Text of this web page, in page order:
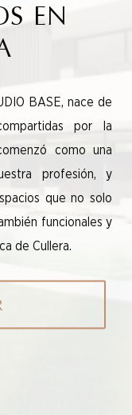
EN
BASE, nace de
por la
como una
profesión, y
que no solo
funcionales y
de Cullera.